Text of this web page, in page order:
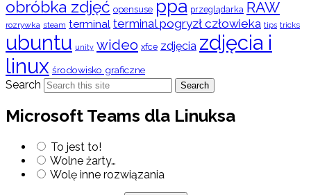
obróbka zdjęć opensuse ppa przeglądarka RAW
rozrywka steam terminal terminal pogryzł człowieka tips tricks
ubuntu unity wideo xfce zdjęcia zdjęcia i
linux środowisko graficzne
Search Search
Microsoft Teams dla Linuksa
To jest to!
Wolne żarty…
Wolę inne rozwiązania